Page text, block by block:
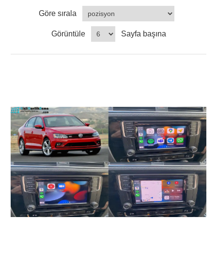
Göre sırala
Görüntüle Sayfa başına